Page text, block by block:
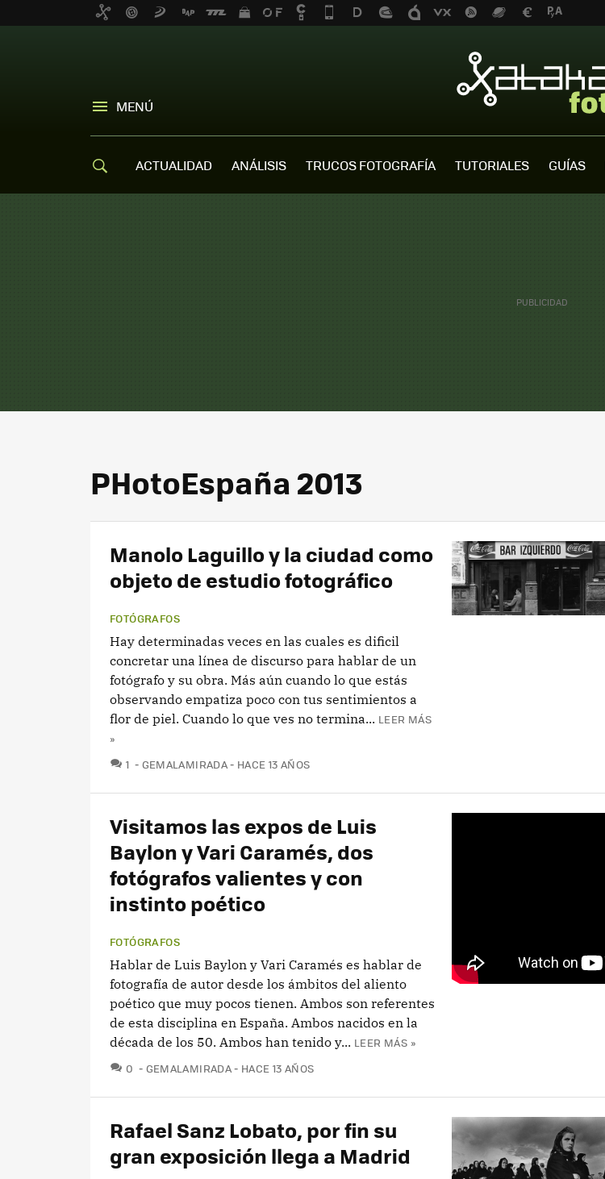
MENÚ
ACTUALIDAD ANÁLISIS TRUCOS FOTOGRAFÍA TUTORIALES GUÍAS
PHotoEspaña 2013
Manolo Laguillo y la ciudad como
objeto de estudio fotográfico
FOTÓGRAFOS
Hay determinadas veces en las cuales es dificil
concretar una línea de discurso para hablar de un
fotógrafo y su obra. Más aún cuando lo que estás
observando empatiza poco con tus sentimientos a
flor de piel. Cuando lo que ves no termina... LEER MÁS
»
1 COMENTARIOS
GEMALAMIRADA HACE 13 AÑOS
Visitamos las expos de Luis
Baylon y Vari Caramés, dos
fotógrafos valientes y con
instinto poético
FOTÓGRAFOS
Hablar de Luis Baylon y Vari Caramés es hablar de
fotografía de autor desde los ámbitos del aliento
poético que muy pocos tienen. Ambos son referentes
de esta disciplina en España. Ambos nacidos en la
década de los 50. Ambos han tenido y... LEER MÁS »
0 COMENTARIOS
GEMALAMIRADA HACE 13 AÑOS
Rafael Sanz Lobato, por fin su
gran exposición llega a Madrid